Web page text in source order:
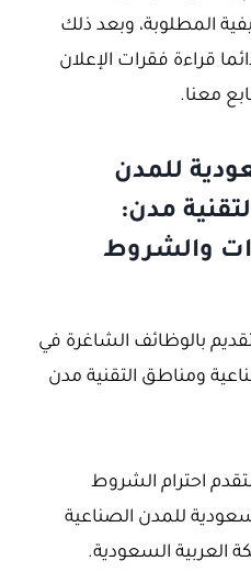
المطلوبة، وبعد ذلك
قراءة فقرات الإعلان
معنا.
للمدن
مدن:
والشروط
بالوظائف الشاغرة في
ومناطق التقنية مدن
احترام الشروط
للمدن الصناعية
العربية السعودية.